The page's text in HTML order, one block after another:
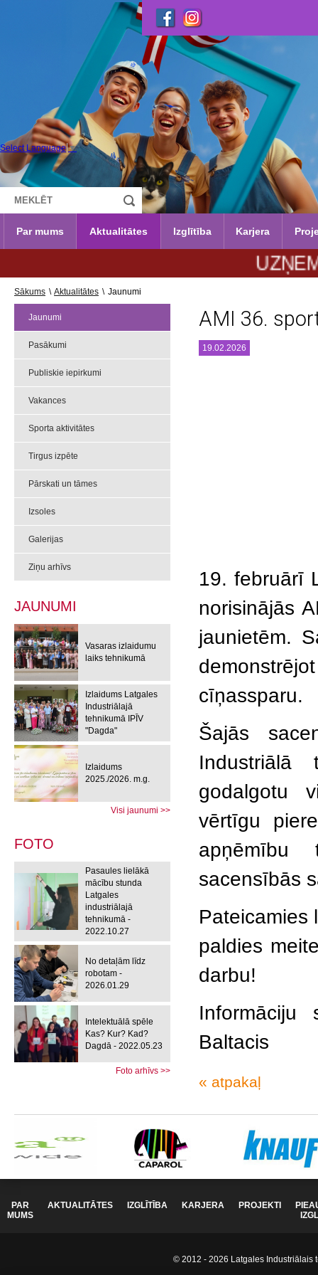
Select Language ▼
Par mums Aktualitātes Izglītība Karjera
Sākums \ Aktualitātes \ Jaunumi
Jaunumi
Pasākumi
Publiskie iepirkumi
Vakances
Sporta aktivitātes
Tirgus izpēte
Pārskati un tāmes
Izsoles
Galerijas
Ziņu arhīvs
JAUNUMI
Vasaras izlaidumu
laiks tehnikumā
Izlaidums Latgales
Industriālajā
tehnikumā IPĪV
"Dagda"
Izlaidums
2025./2026. m.g.
Visi jaunumi >>
FOTO
Pasaules lielākā
mācību stunda
Latgales
industriālajā
tehnikumā -
2022.10.27
No detaļām līdz
robotam -
2026.01.29
Intelektuālā spēle
Kas? Kur? Kad?
Dagdā - 2022.05.23
Foto arhīvs >>
AMI 36.
19.02.2026
19. februārī
norisinājās
jaunietēm.
cīņassparu.
Šajās
Industriālā
godalgotu
vērtīgu
apņēmību
sacensībās
Pateicamies
paldies
darbu!
Informāciju
Baltacis
« atpakaļ
PAR
MUMS
AKTUALITĀTES IZGLĪTĪBA KARJERA PROJEKTI
© 2012 - 2026 Latgales Industriālais